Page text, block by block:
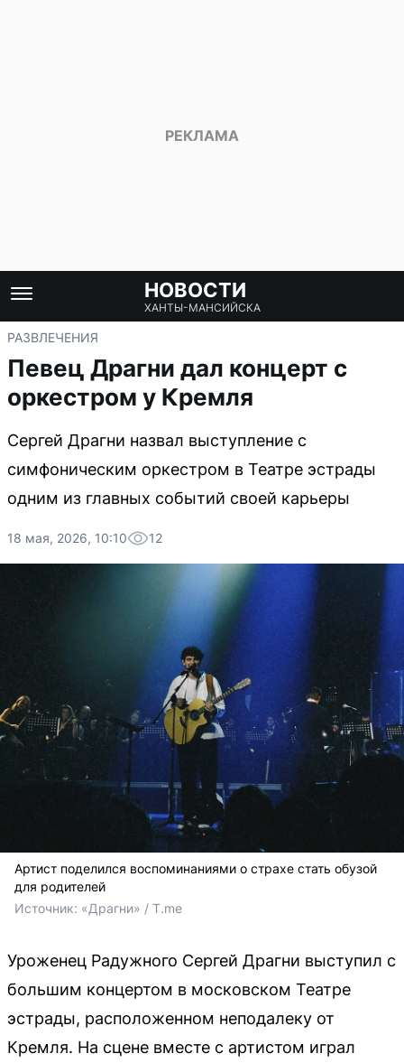
НОВОСТИ
ХАНТЫ-МАНСИЙСКА
РАЗВЛЕЧЕНИЯ
Певец Драгни дал концерт с
оркестром у Кремля
Сергей Драгни назвал выступление с
симфоническим оркестром в Театре эстрады
одним из главных событий своей карьеры
18 мая, 2026, 10:10 12
Артист поделился воспоминаниями о страхе стать обузой
для родителей
Источник: «Драгни» / T.me
Уроженец Радужного Сергей Драгни выступил с
большим концертом в московском Театре
эстрады, расположенном неподалеку от
Кремля. На сцене вместе с артистом играл